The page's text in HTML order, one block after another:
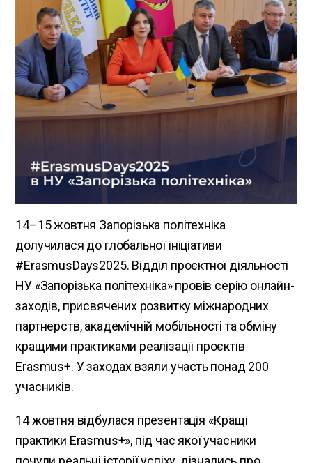
14–15 жовтня Запорізька політехніка
долучилася до глобальної ініціативи
#ErasmusDays2025. Відділ проєктної діяльності
НУ «Запорізька політехніка» провів серію онлайн-
заходів, присвячених розвитку міжнародних
партнерств, академічній мобільності та обміну
кращими практиками реалізації проєктів
Erasmus+. У заходах взяли участь понад 200
учасників.
14 жовтня відбулася презентація «Кращі
практики Erasmus+», під час якої учасники